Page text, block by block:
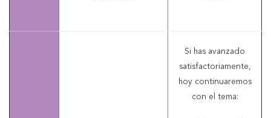
Si has avanzado
satisfactoriamente,
hoy continuaremos
con el tema: